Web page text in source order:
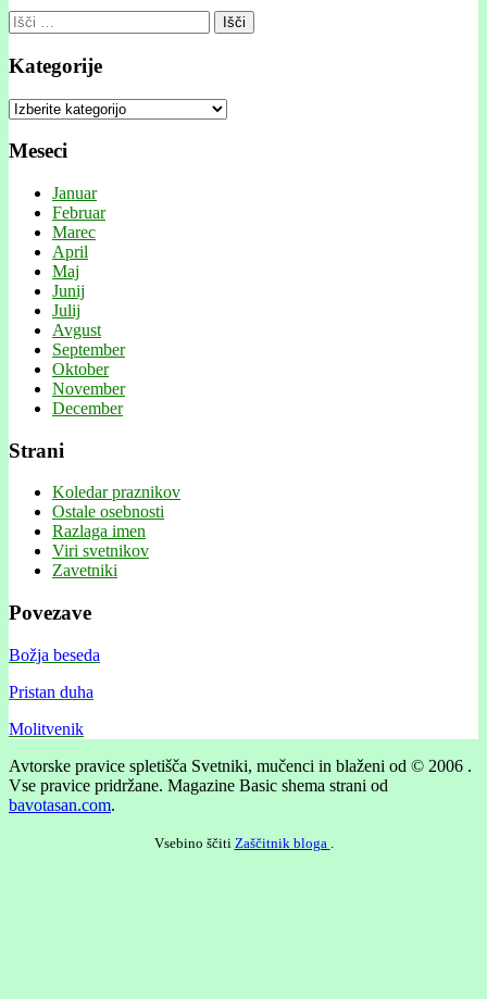
Išči:
Kategorije
Kategorije
Meseci
Januar
Februar
Marec
April
Maj
Junij
Julij
Avgust
September
Oktober
November
December
Strani
Koledar praznikov
Ostale osebnosti
Razlaga imen
Viri svetnikov
Zavetniki
Povezave
Božja beseda
Pristan duha
Molitvenik
Avtorske pravice spletišča Svetniki, mučenci in blaženi od © 2006 .
Vse pravice pridržane. Magazine Basic shema strani od
bavotasan.com.
Vsebino ščiti Zaščitnik bloga